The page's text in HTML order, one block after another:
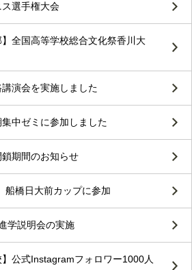
選手権大会
】全国高等学校総合文化祭香川大
講演会を実施しました
中ゼミに参加しました
期間のお知らせ
船橋日大前カップに参加
学説明会の実施
】公式Instagramフォロワー1000人